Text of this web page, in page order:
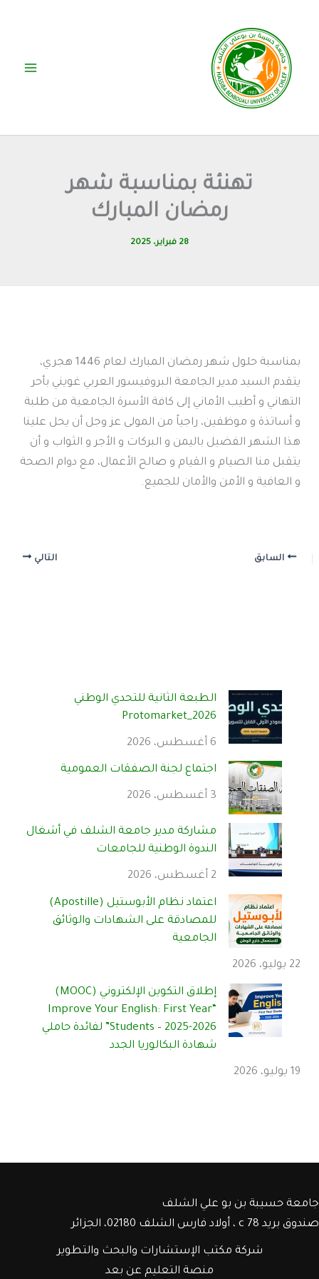
المحتوى
تهنئة بمناسبة شهر
رمضان المبارك
28 فبراير، 2025
الطبعة الثانية للتحدي الوطني
Protomarket_2026
6 أغسطس، 2026
اجتماع لجنة الصفقات العمومية
3 أغسطس، 2026
مشاركة مدير جامعة الشلف في أشغال
الندوة الوطنية للجامعات
2 أغسطس، 2026
اعتماد نظام الأبوستيل (Apostille)
للمصادقة على الشهادات والوثائق
الجامعية
22 يوليو، 2026
إطلاق التكوين الإلكتروني (MOOC)
“Improve Your English: First Year
Students – 2025-2026” لفائدة حاملي
شهادة البكالوريا الجدد
19 يوليو، 2026
بمناسبة حلول شهر رمضان المبارك لعام 1446 هجري،
يتقدم السيد مدير الجامعة البروفيسور العربي غويني بأحر
التهاني و أطيب الأماني إلى كافة الأسرة الجامعية من طلبة
و أساتذة و موظفين، راجياً من المولى عز وجل أن يحل علينا
هذا الشهر الفضيل باليمن و البركات و الأجر و الثواب و أن
يتقبل منا الصيام و القيام و صالح الأعمال، مع دوام الصحة
و العافية و الأمن والأمان للجميع.
السابق التالي
جامعة حسيبة بن بو علي الشلف
صندوق بريد c 78 ، أولاد فارس الشلف 02180، الجزائر
شركة مكتب الإستشارات والبحث والتطوير
منصة التعليم عن بعد